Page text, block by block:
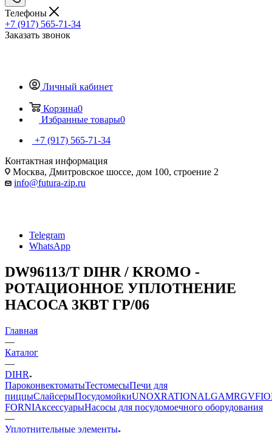
Телефоны
+7 (917) 565-71-34
Заказать звонок
Личный кабинет
Корзина0
Избранные товары0
+7 (917) 565-71-34
Контактная информация
Москва, Дмитровское шоссе, дом 100, строение 2
info@futura-zip.ru
Telegram
WhatsApp
DW96113/T DIHR / KROMO -
РОТАЦИОННОЕ УПЛОТНЕНИЕ
НАСОСА 3КВТ ГР/06
Главная
—
Каталог
—
DIHR
ПароконвектоматыТестомесыПечи для
пиццыСлайсерыПосудомойкиUNOXRATIONALGAMRGV
FORNIАксессуарыНасосы для посудомоечного оборудования
—
Уплотнительные элементы